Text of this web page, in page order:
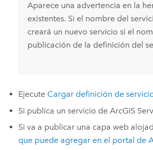
Aparece una advertencia en la
existentes. Si el nombre del
creará un nuevo servicio si el
publicación de la definición del
Ejecute Cargar definición de
Si publica un servicio de ArcGIS
Si va a publicar una capa web
que puede agregar en el portal de